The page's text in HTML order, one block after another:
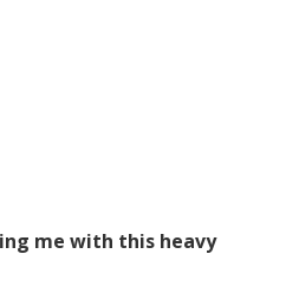
me with this heavy